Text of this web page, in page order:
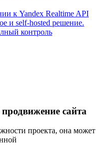
к Yandex Realtime API
и self-hosted решение.
контроль
сайта
проекта, она может